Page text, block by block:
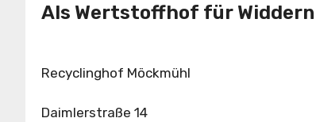
Als Wertstoffhof für
Recyclinghof Möckmühl
Daimlerstraße 14